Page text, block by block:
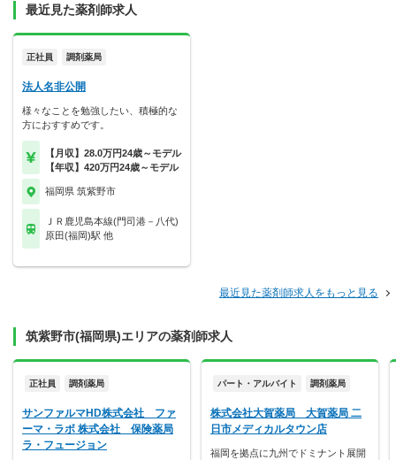
最近見た薬剤師求人
正社員 調剤薬局
法人名非公開
様々なことを勉強したい、積極的な
方におすすめです。
【月収】28.0万円24歳～モデル
【年収】420万円24歳～モデル
福岡県 筑紫野市
ＪＲ鹿児島本線(門司港－八代)
原田(福岡)駅 他
最近見た薬剤師求人をもっと見る
筑紫野市(福岡県)エリアの薬剤師求人
正社員 調剤薬局
サンファルマHD株式会社 ファ
ーマ・ラボ 株式会社 保険薬局
ラ・フュージョン
パート・アルバイト 調剤薬局
株式会社大賀薬局 大賀薬局 二
日市メディカルタウン店
福岡を拠点に九州でドミナント展開